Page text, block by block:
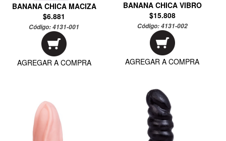
BANANA CHICA MACIZA
$6.881
Código:4131-001
AGREGAR A COMPRA
BANANA CHICA VIBRO
$15.808
Código:4131-002
AGREGAR A COMPRA